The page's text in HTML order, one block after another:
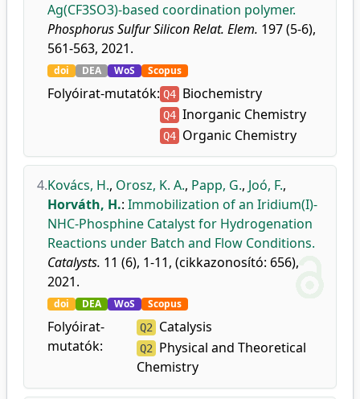
Ag(CF3SO3)-based coordination polymer.
Phosphorus Sulfur Silicon Relat. Elem. 197 (5-6),
561-563, 2021.
doi DEA WoS Scopus
Folyóirat-mutatók: Q4 Biochemistry
Q4 Inorganic Chemistry
Q4 Organic Chemistry
4.Kovács, H., Orosz, K. A., Papp, G., Joó, F.,
Horváth, H.: Immobilization of an Iridium(I)-
NHC-Phosphine Catalyst for Hydrogenation
Reactions under Batch and Flow Conditions.
Catalysts. 11 (6), 1-11, (cikkazonosító: 656),
2021.
doi DEA WoS Scopus
Folyóirat-
mutatók:
Q2 Catalysis
Q2
Physical and Theoretical
Chemistry